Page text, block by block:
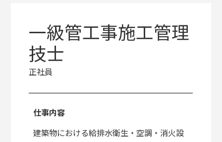
一級管工事施工管理
技士
正社員
仕事内容
建築物における給排水衛生・空調・消火設